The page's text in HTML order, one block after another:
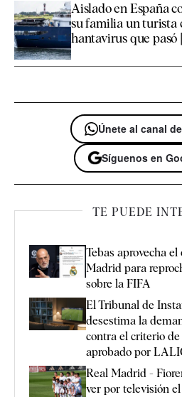
Aislado en España
su familia un turista
hantavirus que pasó
Únete al canal
Síguenos en
TE PUEDE
Tebas aprovecha
Madrid para
sobre la FIFA
El Tribunal de
desestima la
contra el criterio
aprobado por
Real Madrid -
ver por televisión